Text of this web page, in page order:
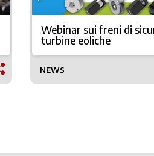
Webinar sui freni di
turbine eoliche
NEWS